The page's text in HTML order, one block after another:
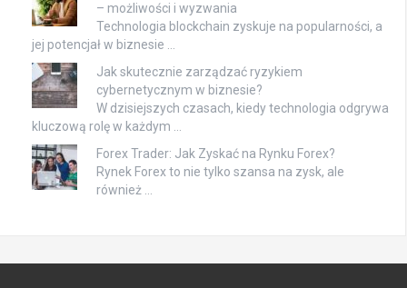
– możliwości i wyzwania
Technologia blockchain zyskuje na popularności, a
jej potencjał w biznesie …
Jak skutecznie zarządzać ryzykiem
cybernetycznym w biznesie?
W dzisiejszych czasach, kiedy technologia odgrywa
kluczową rolę w każdym …
Forex Trader: Jak Zyskać na Rynku Forex?
Rynek Forex to nie tylko szansa na zysk, ale
również …